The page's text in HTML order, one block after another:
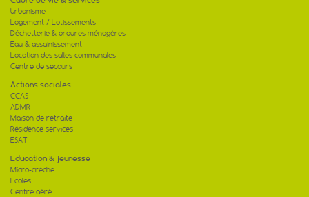
08
01
La signature des marchés pour la
en mairie de...
Urbanisme
Logement / Lotissements
Déchetterie & ordures ménagères
Eau & assainissement
Location des salles communales
Centre de secours
Actions sociales
CCAS
ADMR
Maison de retraite
Résidence services
ESAT
Education & jeunesse
Micro-crèche
Ecoles
Centre aéré